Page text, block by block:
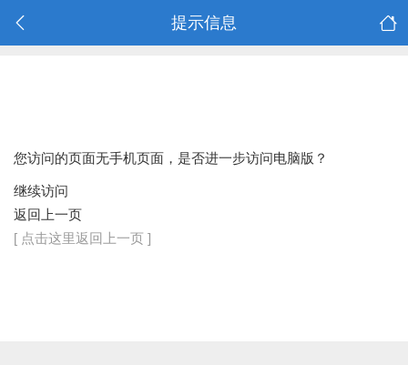
提示信息
您访问的页面无手机页面，是否进一步访问电脑版？
继续访问
返回上一页
[ 点击这里返回上一页 ]